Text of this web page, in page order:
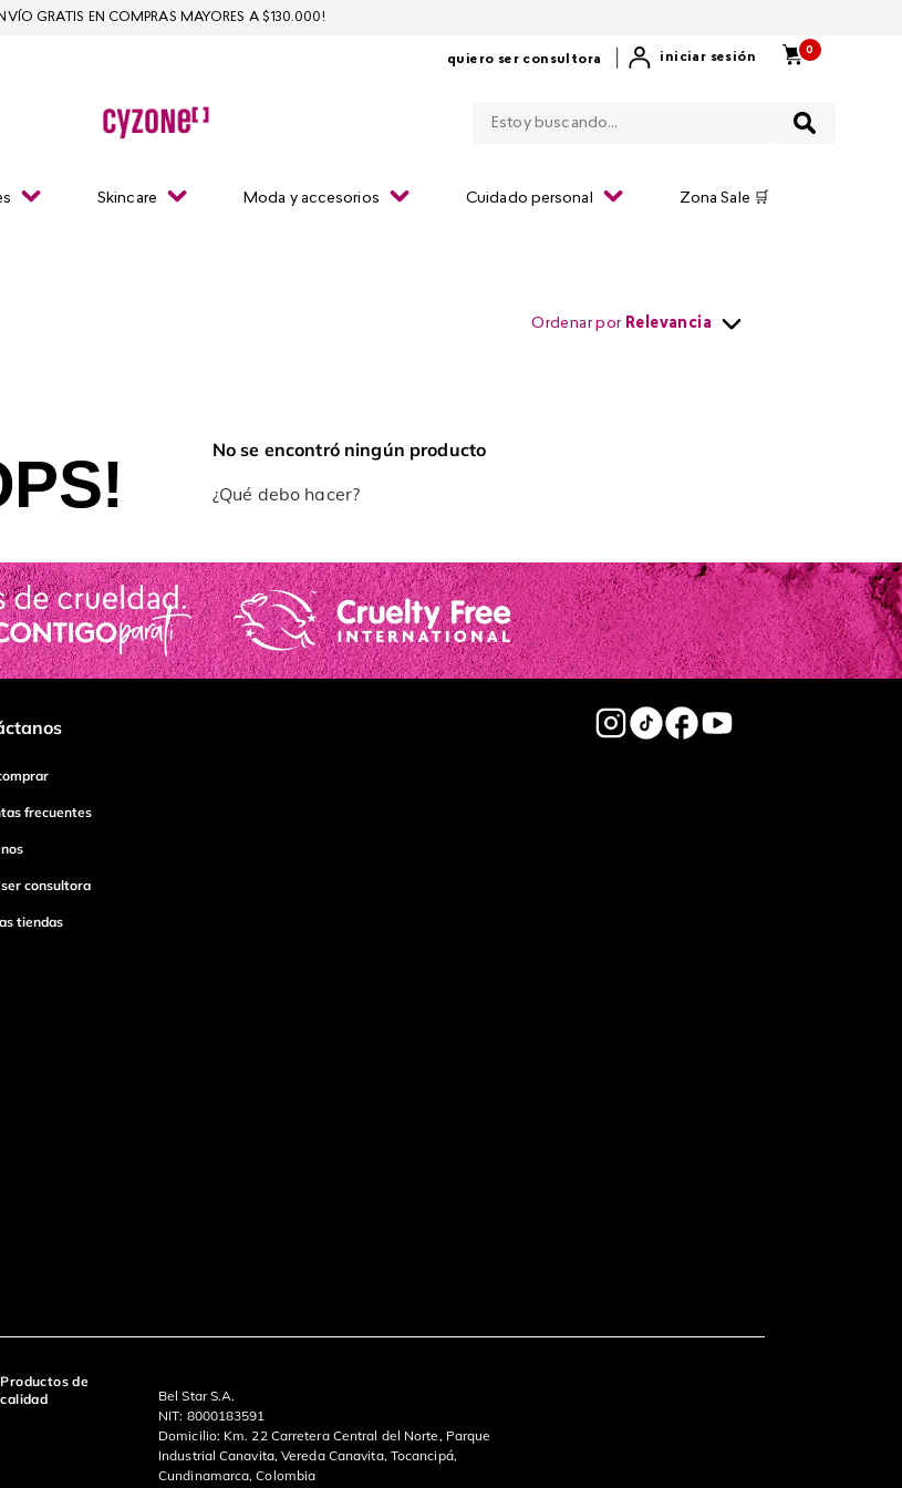
quiero ser consultora iniciar sesión
0
Skincare Moda y accesorios Cuidado personal Zona Sale 🛒
GRATIS EN COMPRAS MAYORES A $130.000!
Ordenar por Relevancia
No se encontró ningún producto
¿Qué debo hacer?
frecuentes
consultora
tiendas
Productos de
calidad
Bel Star S.A.
NIT: 8000183591
Domicilio: Km. 22 Carretera Central del Norte, Parque
Industrial Canavita, Vereda Canavita, Tocancipá,
Cundinamarca, Colombia